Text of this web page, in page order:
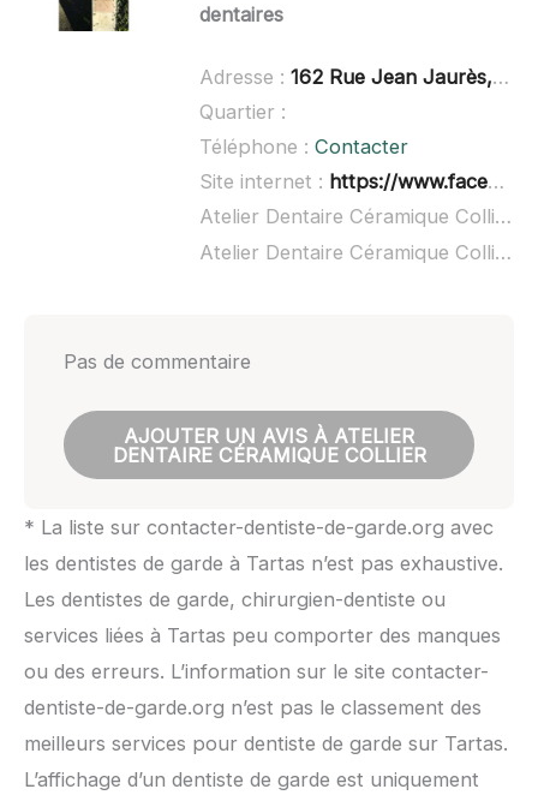
dentaires
Adresse : 162 Rue Jean Jaurès, 40400 Tartas
Quartier :
Téléphone : Contacter
Site internet : https://www.facebook.com/Atelier-Dentaire-Ceramique-Collier-178735698821323/
Atelier Dentaire Céramique Collier à domicile :
Atelier Dentaire Céramique Collier ouvert dimanche :
Pas de commentaire
AJOUTER UN AVIS À ATELIER
DENTAIRE CÉRAMIQUE COLLIER
* La liste sur contacter-dentiste-de-garde.org avec
les dentistes de garde à Tartas n’est pas exhaustive.
Les dentistes de garde, chirurgien-dentiste ou
services liées à Tartas peu comporter des manques
ou des erreurs. L’information sur le site contacter-
dentiste-de-garde.org n’est pas le classement des
meilleurs services pour dentiste de garde sur Tartas.
L’affichage d’un dentiste de garde est uniquement